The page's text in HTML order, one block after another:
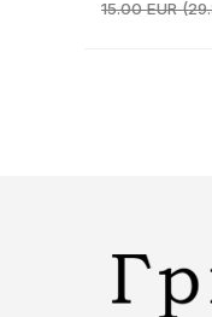
15.00 EUR